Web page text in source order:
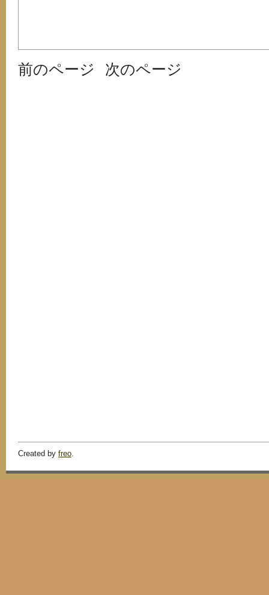
前のページ 次のページ
Created by freo.